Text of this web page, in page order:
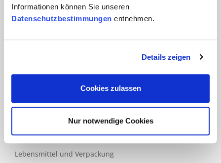
Informationen können Sie unseren
Datenschutzbestimmungen entnehmen.
Details zeigen
Cookies zulassen
Nur notwendige Cookies
Bahn und
Öffentlicher Verkehr
Bau
Dienstleistungen
Finanzdienstleistungen
Gesundheits- und Sozialwesen
Industrie
Lebensmittel und Verpackung